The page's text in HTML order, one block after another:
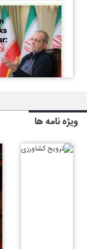
ویژه نامه ها